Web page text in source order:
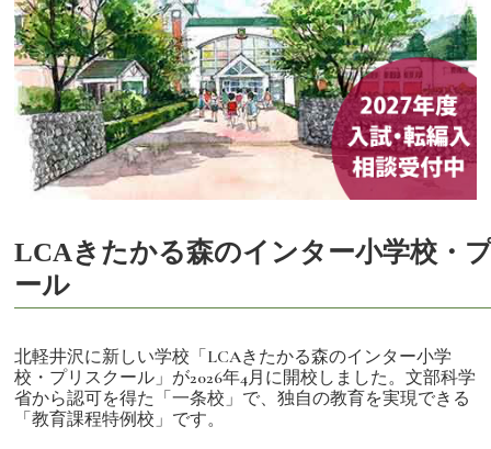
LCAきたかる森のインター小学校・
ール
北軽井沢に新しい学校「LCAきたかる森のインター小学
校・プリスクール」が2026年4月に開校しました。文部科学
省から認可を得た「一条校」で、独自の教育を実現できる
「教育課程特例校」です。